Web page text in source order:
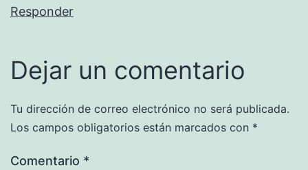
Responder
Dejar un comentario
Tu dirección de correo electrónico no será publicada.
Los campos obligatorios están marcados con *
Comentario *